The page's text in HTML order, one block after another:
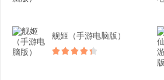
舰姬（手游电脑版）